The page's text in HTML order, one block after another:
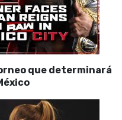
que determinará